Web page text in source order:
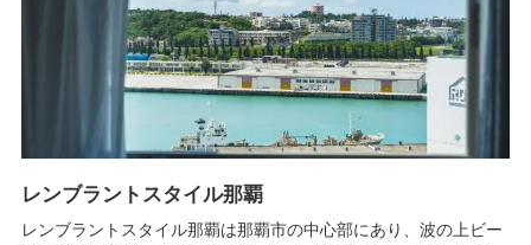
レンブラントスタイル那覇
レンブラントスタイル那覇は那覇市の中心部にあり、波の上ビー